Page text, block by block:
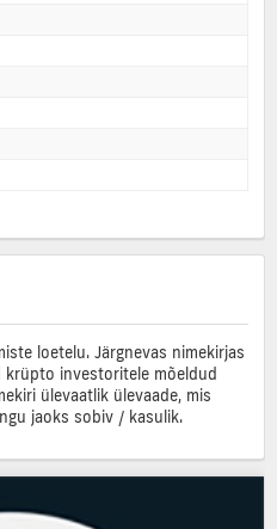
loetelu. Järgnevas nimekirjas
krüpto investoritele mõeldud
ülevaatlik ülevaade, mis
jaoks sobiv / kasulik.